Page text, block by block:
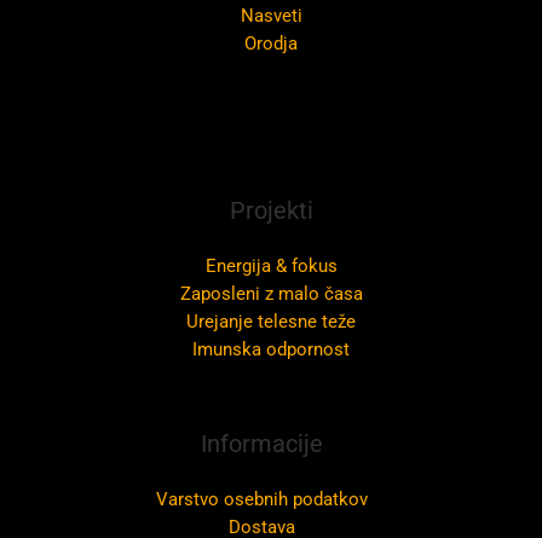
Nasveti
Orodja
Projekti
Energija & fokus
Zaposleni z malo časa
Urejanje telesne teže
Imunska odpornost
Informacije
Varstvo osebnih podatkov
Dostava